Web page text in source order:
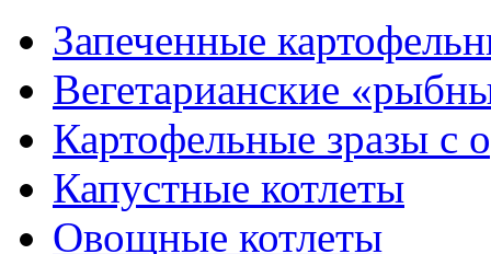
Запеченные
Вегетарианские
Картофельные зразы с
Капустные котлеты
Овощные котлеты